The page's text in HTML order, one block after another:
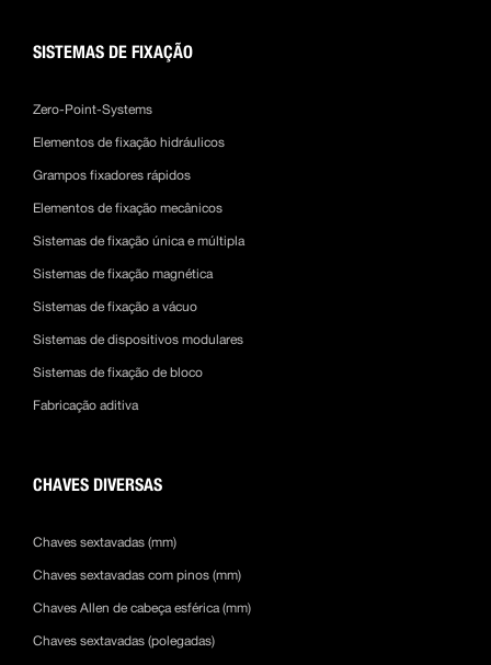
SISTEMAS DE FIXAÇÃO
Zero-Point-Systems
Elementos de fixação hidráulicos
Grampos fixadores rápidos
Elementos de fixação mecânicos
Sistemas de fixação única e múltipla
Sistemas de fixação magnética
Sistemas de fixação a vácuo
Sistemas de dispositivos modulares
Sistemas de fixação de bloco
Fabricação aditiva
CHAVES DIVERSAS
Chaves sextavadas (mm)
Chaves sextavadas com pinos (mm)
Chaves Allen de cabeça esférica (mm)
Chaves sextavadas (polegadas)